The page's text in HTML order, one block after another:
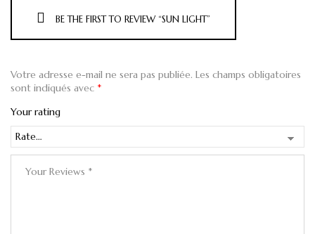
BE THE FIRST TO REVIEW “SUN LIGHT”
Votre adresse e-mail ne sera pas publiée. Les champs obligatoires
sont indiqués avec *
Your rating